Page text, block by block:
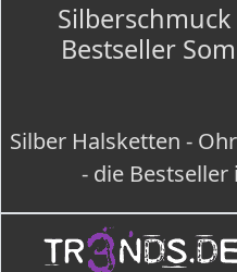
Bestseller
Silber Halsketten -
- die